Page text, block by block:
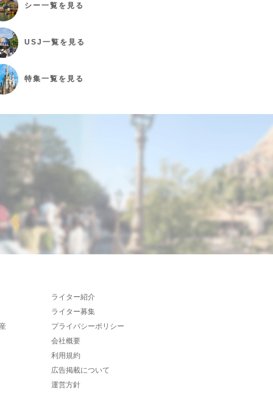
シー一覧を見る
USJ 一覧を見る
特集一覧を見る
ライター紹介
ライター募集
プライバシーポリシー
会社概要
利用規約
広告掲載について
運営方針